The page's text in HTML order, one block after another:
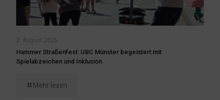
2. August 2026
Hammer Straßenfest: UBC Münster begeistert mit
Spielabzeichen und Inklusion
Mehr lesen